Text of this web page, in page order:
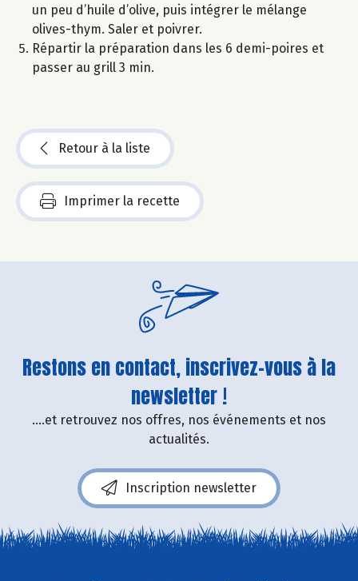
un peu d’huile d’olive, puis intégrer le mélange
olives-thym. Saler et poivrer.
Répartir la préparation dans les 6 demi-poires et
passer au grill 3 min.
Retour à la liste
Imprimer la recette
Restons en contact, inscrivez-vous à la
newsletter !
....et retrouvez nos offres, nos événements et nos
actualités.
Inscription newsletter